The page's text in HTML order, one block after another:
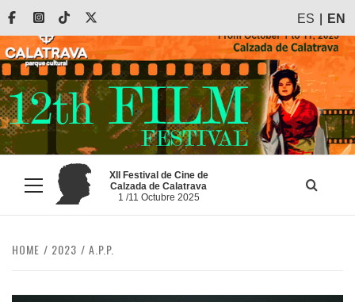
Skip
content
FacebookInstagram
Tiktok ES EN
Primary
Menu
XII Festival de Cine de
Calzada de Calatrava
1 /11 Octubre 2025
HOME 2023 A.P.P.